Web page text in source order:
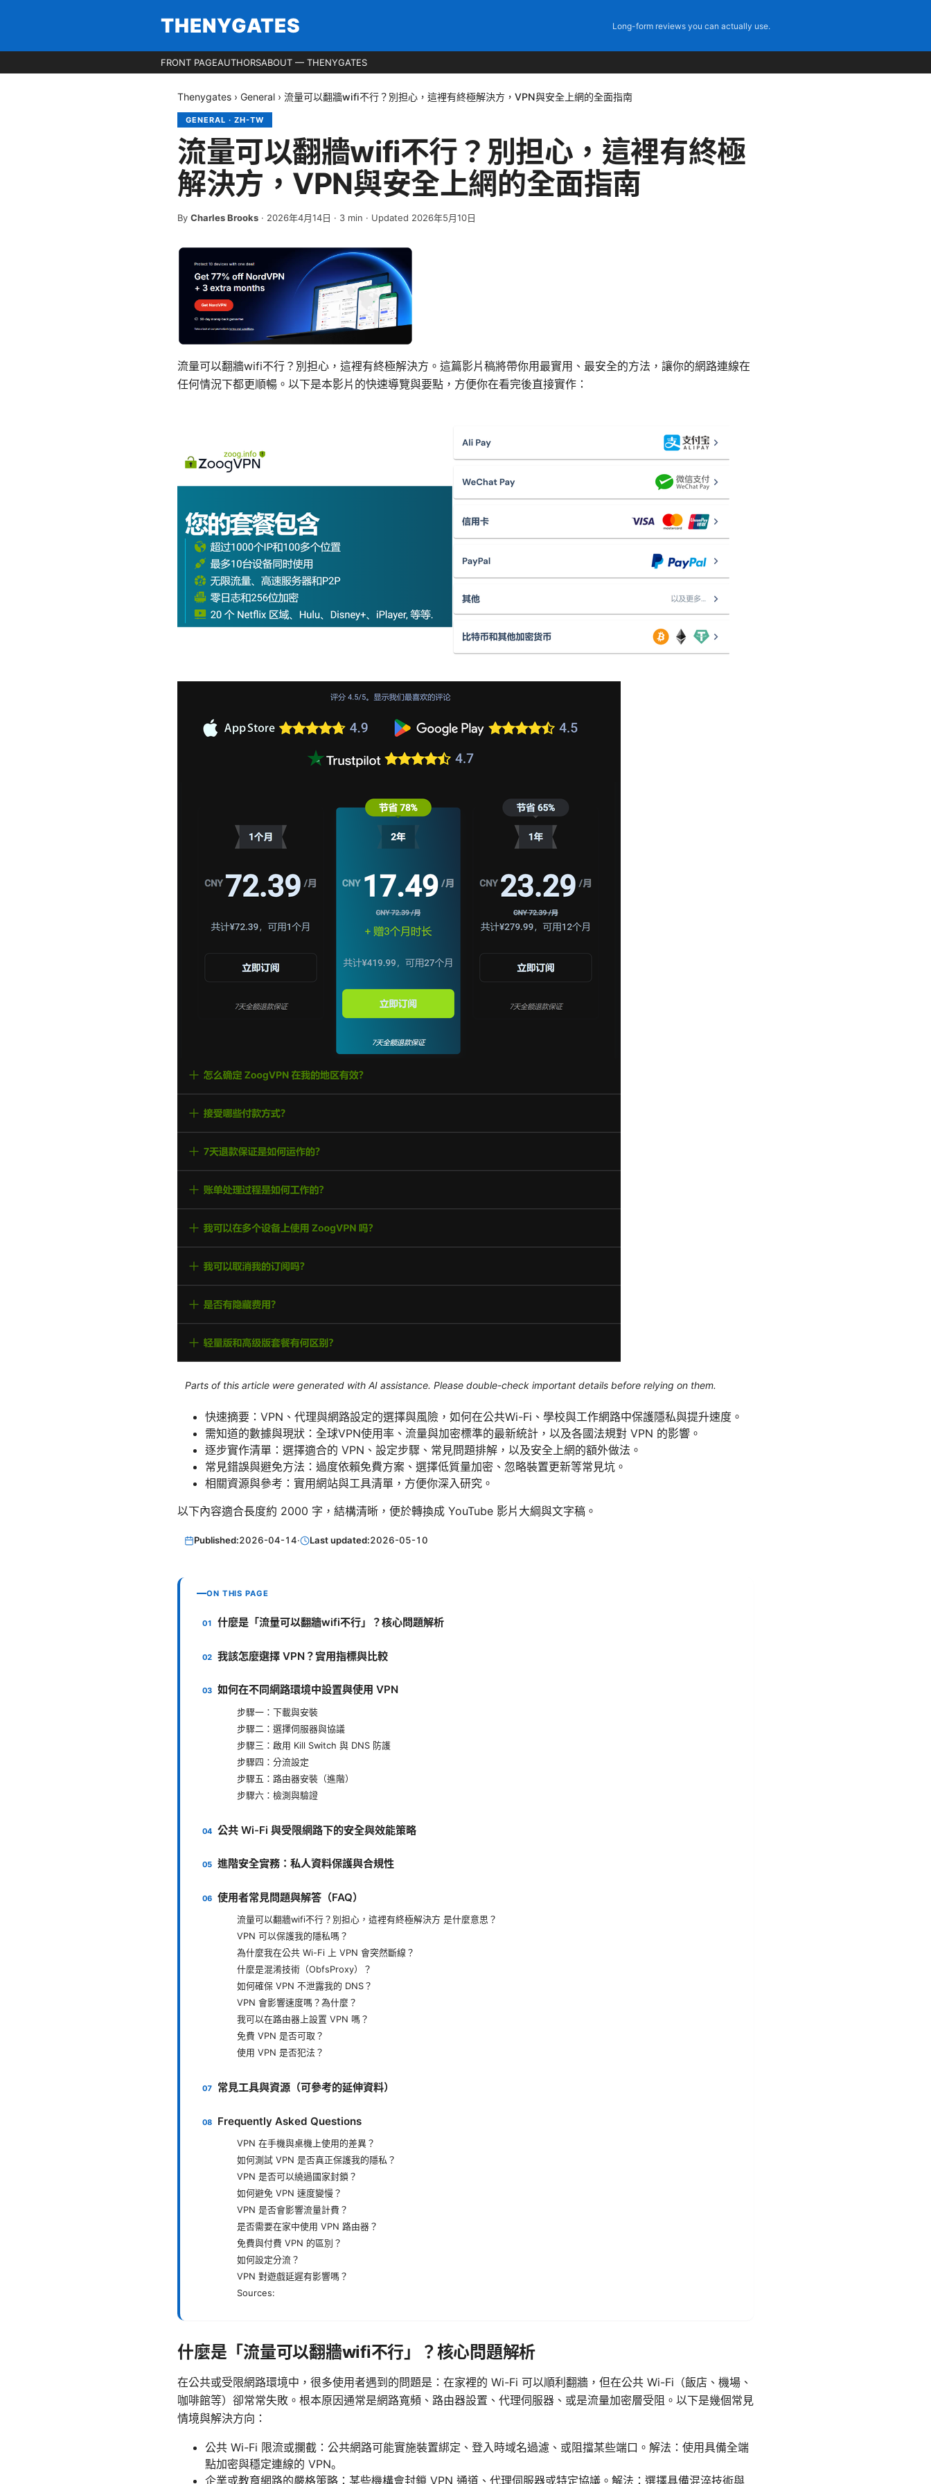
THENYGATES Long-form reviews you can actually use.
FRONT PAGEAUTHORSABOUT — THENYGATES
Thenygates › General › 流量可以翻牆wifi不行？別担心，這裡有終極解決方，VPN與安全上網的全面指南
GENERAL · ZH-TW
流量可以翻牆wifi不行？別担心，這裡有終極
解決方，VPN與安全上網的全面指南
By Charles Brooks · 2026年4月14日 · 3 min · Updated 2026年5月10日
流量可以翻牆wifi不行？別担心，這裡有終極解決方。這篇影片稿將帶你用最實用、最安全的方法，讓你的網路連線在
任何情況下都更順暢。以下是本影片的快速導覽與要點，方便你在看完後直接實作：
Parts of this article were generated with AI assistance. Please double-check important details before relying on them.
快速摘要：VPN、代理與網路設定的選擇與風險，如何在公共Wi-Fi、學校與工作網路中保護隱私與提升速度。
需知道的數據與現狀：全球VPN使用率、流量與加密標準的最新統計，以及各國法規對 VPN 的影響。
逐步實作清單：選擇適合的 VPN、設定步驟、常見問題排解，以及安全上網的額外做法。
常見錯誤與避免方法：過度依賴免費方案、選擇低質量加密、忽略裝置更新等常見坑。
相關資源與參考：實用網站與工具清單，方便你深入研究。
以下內容適合長度約 2000 字，結構清晰，便於轉換成 YouTube 影片大綱與文字稿。
Published:2026-04-14· Last updated:2026-05-10
ON THIS PAGE
什麼是「流量可以翻牆wifi不行」？核心問題解析
我該怎麼選擇 VPN？實用指標與比較
如何在不同網路環境中設置與使用 VPN
步驟一：下載與安裝
步驟二：選擇伺服器與協議
步驟三：啟用 Kill Switch 與 DNS 防護
步驟四：分流設定
步驟五：路由器安裝（進階）
步驟六：檢測與驗證
公共 Wi-Fi 與受限網路下的安全與效能策略
進階安全實務：私人資料保護與合規性
使用者常見問題與解答（FAQ）
流量可以翻牆wifi不行？別担心，這裡有終極解決方 是什麼意思？
VPN 可以保護我的隱私嗎？
為什麼我在公共 Wi-Fi 上 VPN 會突然斷線？
什麼是混淆技術（ObfsProxy）？
如何確保 VPN 不泄露我的 DNS？
VPN 會影響速度嗎？為什麼？
我可以在路由器上設置 VPN 嗎？
免費 VPN 是否可取？
使用 VPN 是否犯法？
常見工具與資源（可參考的延伸資料）
Frequently Asked Questions
VPN 在手機與桌機上使用的差異？
如何測試 VPN 是否真正保護我的隱私？
VPN 是否可以繞過國家封鎖？
如何避免 VPN 速度變慢？
VPN 是否會影響流量計費？
是否需要在家中使用 VPN 路由器？
免費與付費 VPN 的區別？
如何設定分流？
VPN 對遊戲延遲有影響嗎？
Sources:
什麼是「流量可以翻牆wifi不行」？核心問題解析
在公共或受限網路環境中，很多使用者遇到的問題是：在家裡的 Wi-Fi 可以順利翻牆，但在公共 Wi-Fi（飯店、機場、
咖啡館等）卻常常失敗。根本原因通常是網路寬頻、路由器設置、代理伺服器、或是流量加密層受阻。以下是幾個常見
情境與解決方向：
公共 Wi-Fi 限流或攔截：公共網路可能實施裝置綁定、登入時域名過濾、或阻擋某些端口。解法：使用具備全端
點加密與穩定連線的 VPN。
企業或教育網路的嚴格策略：某些機構會封鎖 VPN 通道、代理伺服器或特定協議。解法：選擇具備混淬技術與